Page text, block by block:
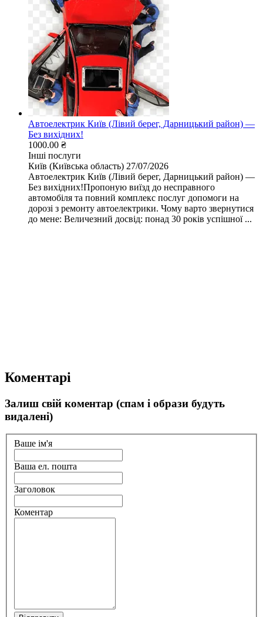
Автоелектрик Київ (Лівий берег, Дарницький район) —
Без вихідних!
1000.00 ₴
Інші послуги
Київ (Київська область) 27/07/2026
Автоелектрик Київ (Лівий берег, Дарницький район) —
Без вихідних!Пропоную виїзд до несправного
автомобіля та повний комплекс послуг допомоги на
дорозі з ремонту автоелектрики. Чому варто звернутися
до мене: Величезний досвід: понад 30 років успішної ...
Коментарі
Залиш свій коментар (спам і образи будуть
видалені)
Ваше ім'я
Ваша ел. пошта
Заголовок
Коментар